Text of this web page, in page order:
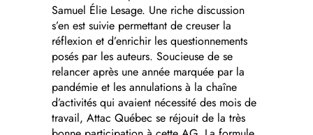
Samuel Élie Lesage. Une riche discussion
s’en est suivie permettant de creuser la
réflexion et d’enrichir les questionnements
posés par les auteurs. Soucieuse de se
relancer après une année marquée par la
pandémie et les annulations à la chaîne
d’activités qui avaient nécessité des mois de
travail, Attac Québec se réjouit de la très